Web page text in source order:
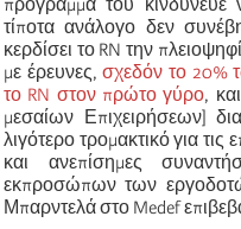
πρόγραμμά του
τίποτα ανάλογο δεν
κερδίσει το RN την
με έρευνες,σχεδόν το 20%
το RN στον πρώτο γύρο,
μεσαίων Επιχειρήσεων]
λιγότερο τρομακτικό για τις
και ανεπίσημες
εκπροσώπων των
Μπαρντελά στο Medef